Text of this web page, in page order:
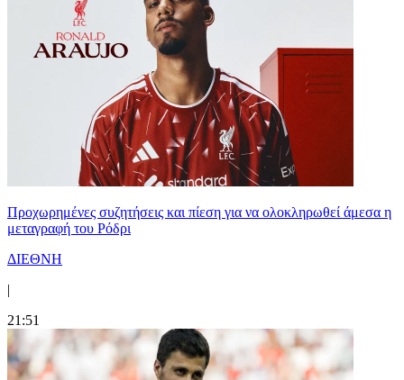
Προχωρημένες συζητήσεις και πίεση για να ολοκληρωθεί άμεσα η
μεταγραφή του Ρόδρι
ΔΙΕΘΝΗ
|
21:51